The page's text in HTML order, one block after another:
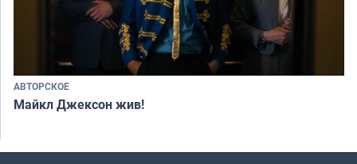
АВТОРСКОЕ
Майкл Джексон жив!